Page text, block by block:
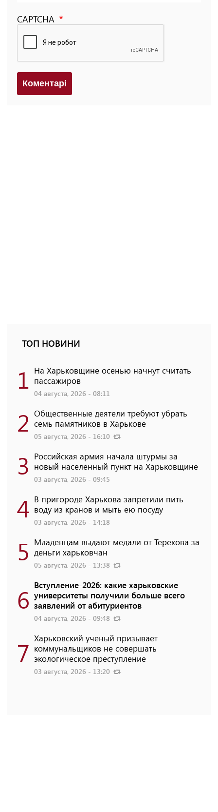
CAPTCHA
Коментарi
ТОП НОВИНИ
1 На Харьковщине осенью начнут считать
пассажиров
04 августа, 2026 - 08:11
2 Общественные деятели требуют убрать
семь памятников в Харькове
05 августа, 2026 - 16:10
3 Российская армия начала штурмы за
новый населенный пункт на Харьковщине
03 августа, 2026 - 09:45
4 В пригороде Харькова запретили пить
воду из кранов и мыть ею посуду
03 августа, 2026 - 14:18
5 Младенцам выдают медали от Терехова за
деньги харьковчан
05 августа, 2026 - 13:38
6 Вступление-2026: какие харьковские
университеты получили больше всего
заявлений от абитуриентов
04 августа, 2026 - 09:48
7 Харьковский ученый призывает
коммунальщиков не совершать
экологическое преступление
03 августа, 2026 - 13:20